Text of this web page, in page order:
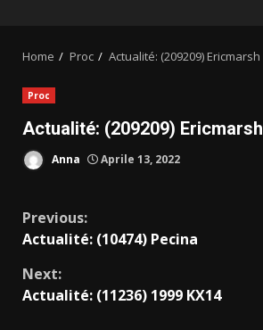
Home Proc Actualité: (209209) Ericmarsh
Proc
Actualité: (209209) Ericmarsh
Anna Aprile 13, 2022
Continue
Previous:
Actualité: (10474) Pecina
Next:
Actualité: (11236) 1999 KX14